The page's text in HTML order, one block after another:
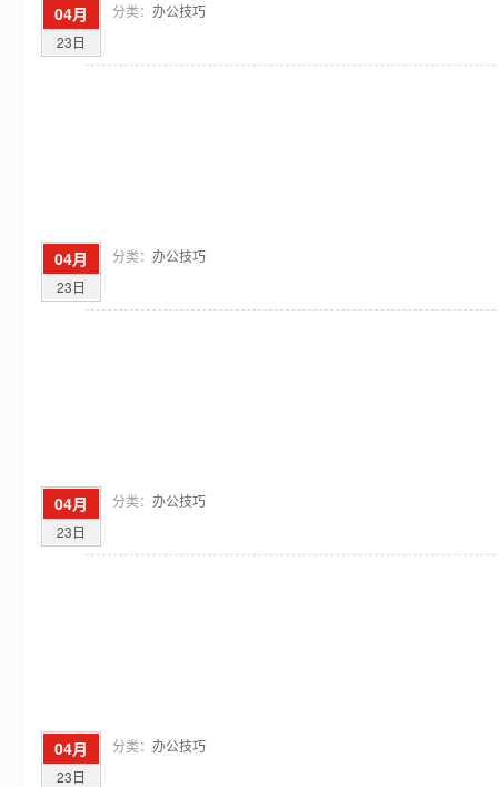
04月
23日
分类： 办公技巧
04月
23日
分类： 办公技巧
04月
23日
分类： 办公技巧
04月
23日
分类： 办公技巧